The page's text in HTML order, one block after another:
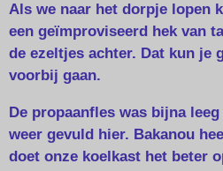
Als we naar het dorpje lopen
een geïmproviseerd hek van
de ezeltjes achter. Dat kun je
voorbij gaan.
De propaanfles was bijna
weer gevuld hier. Bakanou
doet onze koelkast het beter